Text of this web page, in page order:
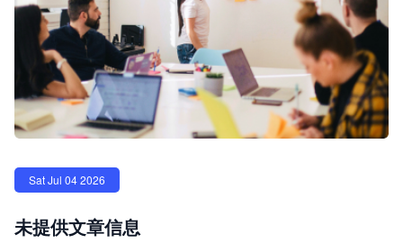
Sat Jul 04 2026
未提供文章信息